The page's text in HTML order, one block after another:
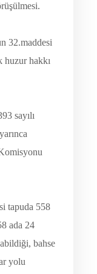
32.maddesi
huzur hakkı
sayılı
tapuda 558
ada 24
bahse
yolu